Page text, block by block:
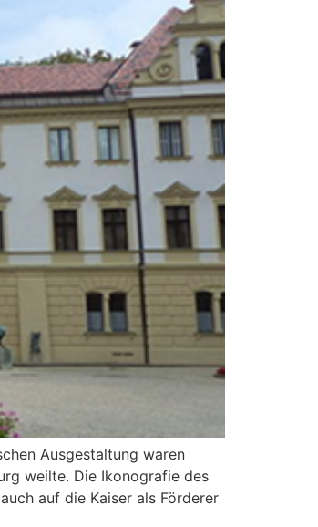
Ausgestaltung waren
weilte. Die Ikonografie des
auf die Kaiser als Förderer